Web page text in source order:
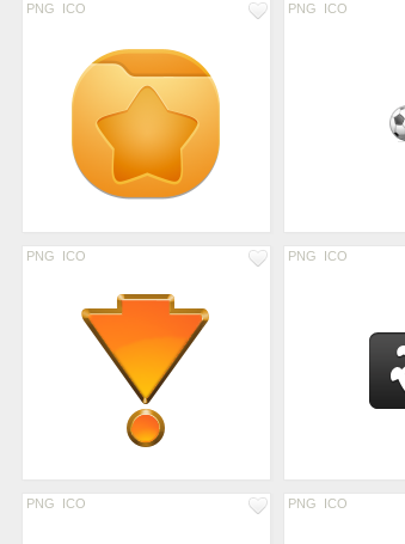
PNG ICO PNG ICO
PNG ICO PNG ICO
PNG ICO PNG ICO